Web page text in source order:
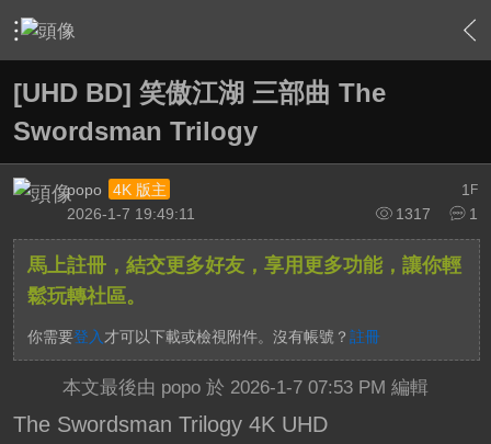
› 綜合討論區 › BD/UHD BD影片發片資訊 › 內容
[UHD BD] 笑傲江湖 三部曲 The
Swordsman Trilogy
1 F
popo
4K 版主
1317
1
2026-1-7 19:49:11
馬上註冊，結交更多好友，享用更多功能，讓你輕
鬆玩轉社區。
你需要登入 才可以下載或檢視附件。沒有帳號？ 註冊
本文最後由 popo 於 2026-1-7 07:53 PM 編輯
The Swordsman Trilogy 4K UHD